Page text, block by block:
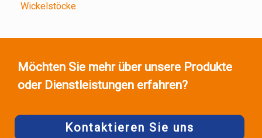
Wickelstöcke
Möchten Sie mehr über unsere Produkte
oder Dienstleistungen erfahren?
Kontaktieren Sie uns